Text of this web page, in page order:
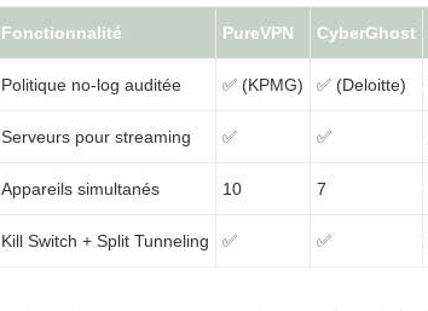
Fonctionnalité PureVPN CyberGhost
Politique no-log auditée ✅ (KPMG) ✅ (Deloitte)
Serveurs pour streaming ✅ ✅
Appareils simultanés 10 7
Kill Switch + Split Tunneling ✅ ✅